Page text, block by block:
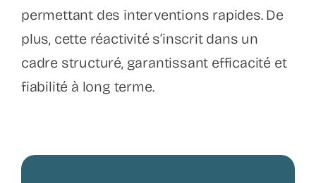
permettant des interventions rapides. De
plus, cette réactivité s’inscrit dans un
cadre structuré, garantissant efficacité et
fiabilité à long terme.